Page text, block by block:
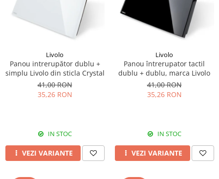
Livolo
Panou intrerupător dublu +
simplu Livolo din sticla Crystal
41,00 RON
35,26 RON
IN STOC
VEZI VARIANTE
Livolo
Panou întrerupator tactil
dublu + dublu, marca Livolo
41,00 RON
35,26 RON
IN STOC
VEZI VARIANTE